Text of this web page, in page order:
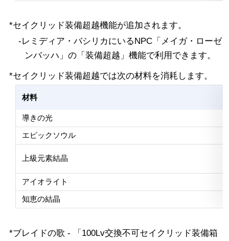
*セイクリッド装備超越機能が追加されます。
-レミディア・バシリカにいるNPC「メイガ・ローゼ
ンバッハ」の「装備超越」機能で利用できます。
*セイクリッド装備超越では次の材料を消耗します。
材料
導きの光
エピックソウル
上級元素結晶
アイオライト
知恵の結晶
*ブレイドの歌 - 「100Lv交換不可セイクリッド装備箱